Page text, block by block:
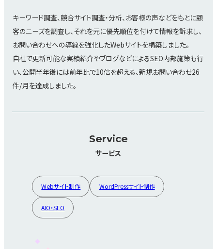
キーワード調査、競合サイト調査・分析、お客様の声などをもとに顧
客のニーズを調査し、それを元に優先順位を付けて情報を訴求し、
お問い合わせへの導線を強化したWebサイトを構築しました。
自社で更新可能な実績紹介やブログなどによるSEO内部施策も行
い、公開半年後には前年比で10倍を超える、新規お問い合わせ26
件/月を達成しました。
Service
サービス
Webサイト制作 WordPressサイト制作
AIO・SEO